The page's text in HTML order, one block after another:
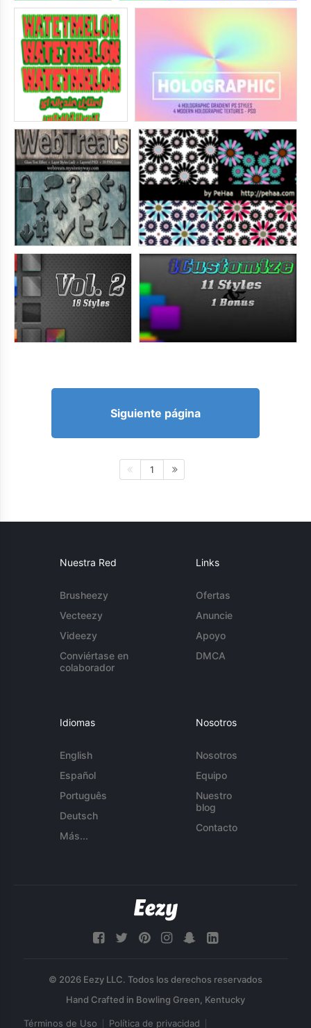
Siguiente página
1
Nuestra Red
Brusheezy
Vecteezy
Videezy
Conviértase en
colaborador
Links
Ofertas
Anuncie
Apoyo
DMCA
Idiomas
English
Español
Português
Deutsch
Más...
Nosotros
Nosotros
Equipo
Nuestro
blog
Contacto
© 2026 Eezy LLC. Todos los derechos reservados
Términos de Uso Política de privacidad